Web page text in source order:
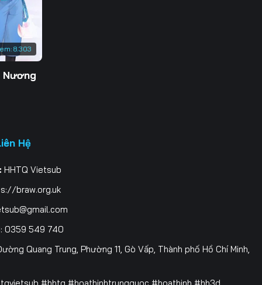
8.303
Nương
Hệ
HHTQ Vietsub
braw.org.uk
: 0359 549 740
Quang Trung, Phường 11, Gò Vấp, Thành phố Hồ Chí Minh,
#hhtq #hoathinhtrungquoc #hoathinh #hh3d